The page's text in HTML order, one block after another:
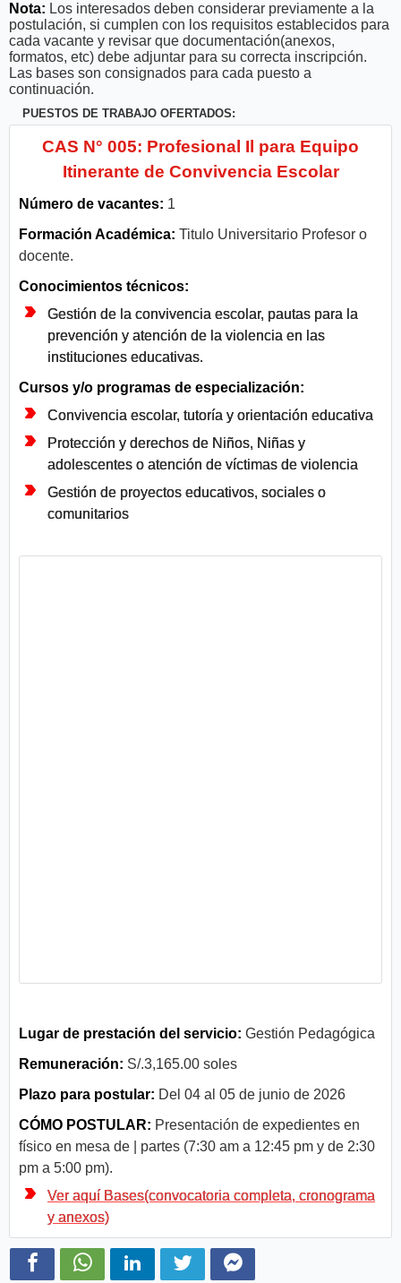
Nota: Los interesados deben considerar previamente a la
postulación, si cumplen con los requisitos establecidos para
cada vacante y revisar que documentación(anexos,
formatos, etc) debe adjuntar para su correcta inscripción.
Las bases son consignados para cada puesto a
continuación.
PUESTOS DE TRABAJO OFERTADOS:
CAS N° 005: Profesional Il para Equipo
Itinerante de Convivencia Escolar
Número de vacantes: 1
Formación Académica: Titulo Universitario Profesor o
docente.
Conocimientos técnicos:
Gestión de la convivencia escolar, pautas para la
prevención y atención de la violencia en las
instituciones educativas.
Cursos y/o programas de especialización:
Convivencia escolar, tutoría y orientación educativa
Protección y derechos de Niños, Niñas y
adolescentes o atención de víctimas de violencia
Gestión de proyectos educativos, sociales o
comunitarios
Lugar de prestación del servicio: Gestión Pedagógica
Remuneración: S/.3,165.00 soles
Plazo para postular: Del 04 al 05 de junio de 2026
CÓMO POSTULAR: Presentación de expedientes en
físico en mesa de | partes (7:30 am a 12:45 pm y de 2:30
pm a 5:00 pm).
Ver aquí Bases(convocatoria completa, cronograma
y anexos)